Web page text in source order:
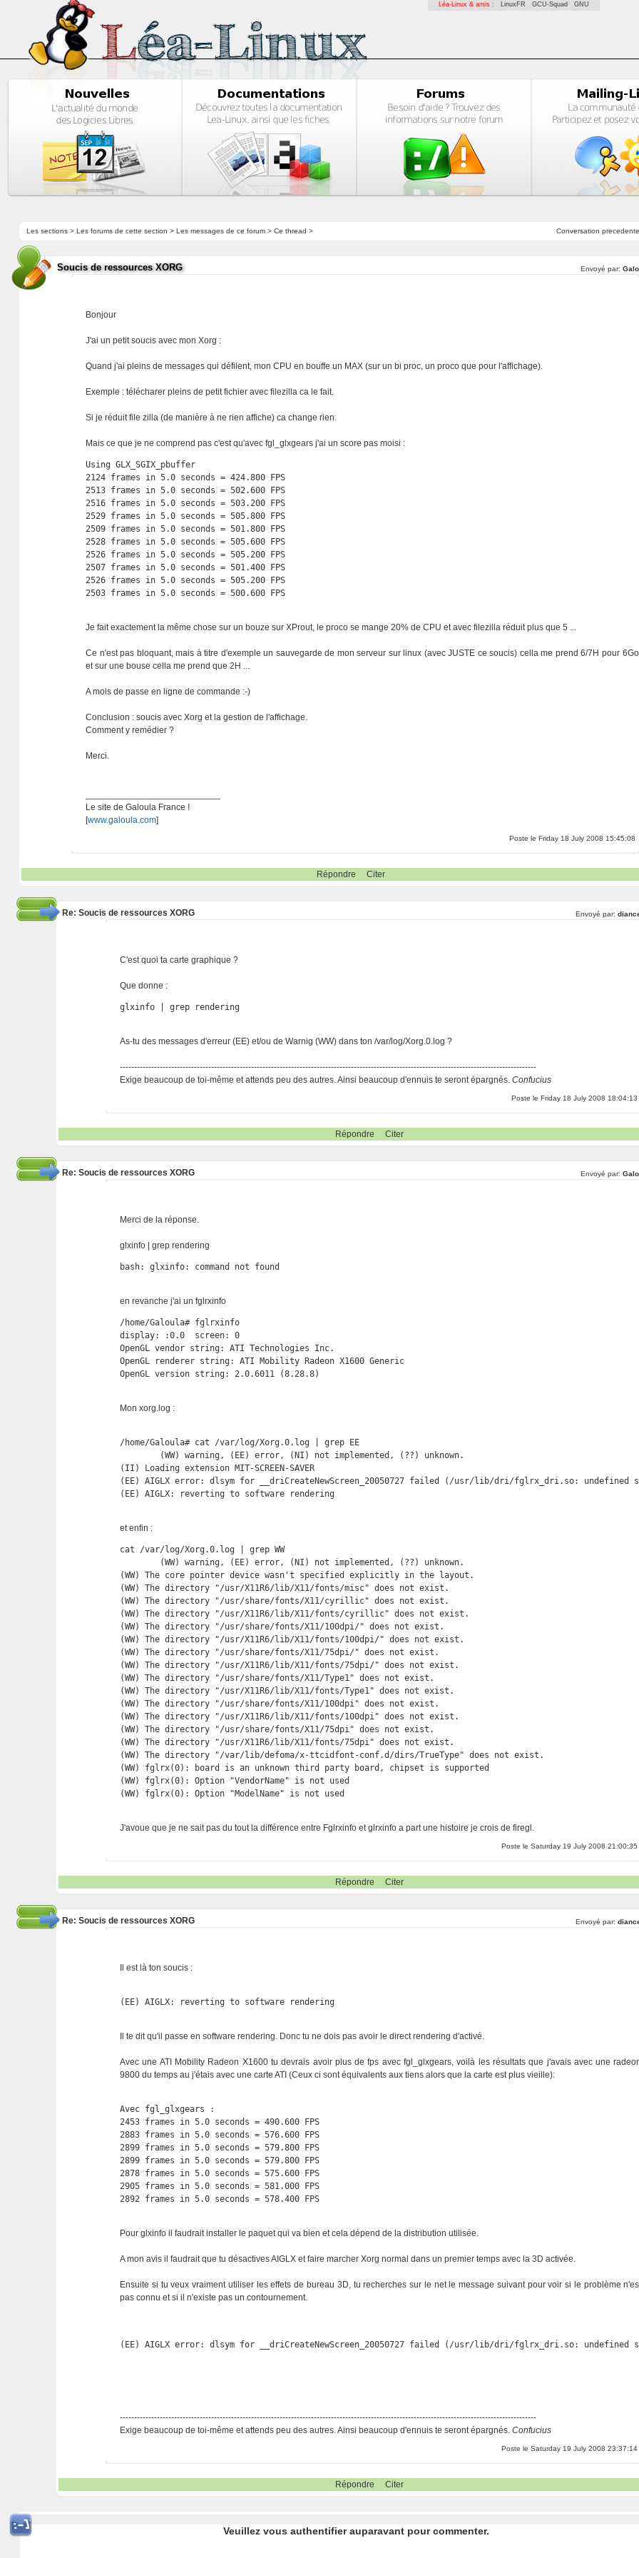
Léa-Linux & amis : LinuxFR GCU-Squad GNU
Conversation precedente
Les sections> Les forums de cette section > Les messages de ce forum> Ce thread >
Soucis de ressources XORG Envoyé par:
Bonjour
J'ai un petit soucis avec mon Xorg :
Quand j'ai pleins de messages qui défilent, mon CPU en bouffe un MAX (sur un bi proc, un proco que pour l'affichage).
Exemple : télécharer pleins de petit fichier avec filezilla ca le fait.
Si je réduit file zilla (de manière à ne rien affiche) ca change rien.
Mais ce que je ne comprend pas c'est qu'avec fgl_glxgears j'ai un score pas moisi :
Using GLX_SGIX_pbuffer
2124 frames in 5.0 seconds = 424.800 FPS
2513 frames in 5.0 seconds = 502.600 FPS
2516 frames in 5.0 seconds = 503.200 FPS
2529 frames in 5.0 seconds = 505.800 FPS
2509 frames in 5.0 seconds = 501.800 FPS
2528 frames in 5.0 seconds = 505.600 FPS
2526 frames in 5.0 seconds = 505.200 FPS
2507 frames in 5.0 seconds = 501.400 FPS
2526 frames in 5.0 seconds = 505.200 FPS
2503 frames in 5.0 seconds = 500.600 FPS
Je fait exactement la même chose sur un bouze sur XProut, le proco se mange 20% de CPU et avec filezilla réduit plus que 5 ...
Ce n'est pas bloquant, mais à titre d'exemple un sauvegarde de mon serveur sur linux (avec JUSTE ce soucis) cella me prend 6/7H pour 6Go
et sur une bouse cella me prend que 2H ...
A mois de passe en ligne de commande :-)
Conclusion : soucis avec Xorg et la gestion de l'affichage.
Comment y remédier ?
Merci.
Le site de Galoula France !
[www.galoula.com]
Poste le Friday 18 July 2008 15:45:08
Répondre Citer
Re: Soucis de ressources XORG Envoyé par:
C'est quoi ta carte graphique ?
Que donne :
glxinfo | grep rendering
As-tu des messages d'erreur (EE) et/ou de Warnig (WW) dans ton /var/log/Xorg.0.log ?
--------------------------------------------------------------------------------------------------------------------------------------------------
Exige beaucoup de toi-même et attends peu des autres. Ainsi beaucoup d'ennuis te seront épargnés.Confucius
Poste le Friday 18 July 2008 18:04:13
Répondre Citer
Re: Soucis de ressources XORG Envoyé par:
Merci de la réponse.
glxinfo | grep rendering
bash: glxinfo: command not found
en revanche j'ai un fglrxinfo
/home/Galoula# fglrxinfo
display: :0.0  screen: 0
OpenGL vendor string: ATI Technologies Inc.
OpenGL renderer string: ATI Mobility Radeon X1600 Generic
OpenGL version string: 2.0.6011 (8.28.8)
Mon xorg.log :
/home/Galoula# cat /var/log/Xorg.0.log | grep EE
        (WW) warning, (EE) error, (NI) not implemented, (??) unknown.
(II) Loading extension MIT-SCREEN-SAVER
(EE) AIGLX error: dlsym for __driCreateNewScreen_20050727 failed (/usr/lib/dri/fglrx_dri.so: undefined
(EE) AIGLX: reverting to software rendering
et enfin :
cat /var/log/Xorg.0.log | grep WW
        (WW) warning, (EE) error, (NI) not implemented, (??) unknown.
(WW) The core pointer device wasn't specified explicitly in the layout.
(WW) The directory "/usr/X11R6/lib/X11/fonts/misc" does not exist.
(WW) The directory "/usr/share/fonts/X11/cyrillic" does not exist.
(WW) The directory "/usr/X11R6/lib/X11/fonts/cyrillic" does not exist.
(WW) The directory "/usr/share/fonts/X11/100dpi/" does not exist.
(WW) The directory "/usr/X11R6/lib/X11/fonts/100dpi/" does not exist.
(WW) The directory "/usr/share/fonts/X11/75dpi/" does not exist.
(WW) The directory "/usr/X11R6/lib/X11/fonts/75dpi/" does not exist.
(WW) The directory "/usr/share/fonts/X11/Type1" does not exist.
(WW) The directory "/usr/X11R6/lib/X11/fonts/Type1" does not exist.
(WW) The directory "/usr/share/fonts/X11/100dpi" does not exist.
(WW) The directory "/usr/X11R6/lib/X11/fonts/100dpi" does not exist.
(WW) The directory "/usr/share/fonts/X11/75dpi" does not exist.
(WW) The directory "/usr/X11R6/lib/X11/fonts/75dpi" does not exist.
(WW) The directory "/var/lib/defoma/x-ttcidfont-conf.d/dirs/TrueType" does not exist.
(WW) fglrx(0): board is an unknown third party board, chipset is supported
(WW) fglrx(0): Option "VendorName" is not used
(WW) fglrx(0): Option "ModelName" is not used
J'avoue que je ne sait pas du tout la différence entre Fglrxinfo et glrxinfo a part une histoire je crois de firegl.
Poste le Saturday 19 July 2008 21:00:35
Répondre Citer
Re: Soucis de ressources XORG Envoyé par:
Il est là ton soucis :
(EE) AIGLX: reverting to software rendering
Il te dit qu'il passe en software rendering. Donc tu ne dois pas avoir le direct rendering d'activé.
Avec une ATI Mobility Radeon X1600 tu devrais avoir plus de fps avec fgl_glxgears, voilà les résultats que j'avais avec une
9800 du temps au j'étais avec une carte ATI (Ceux ci sont équivalents aux tiens alors que la carte est plus vieille):
Avec fgl_glxgears :
2453 frames in 5.0 seconds = 490.600 FPS
2883 frames in 5.0 seconds = 576.600 FPS
2899 frames in 5.0 seconds = 579.800 FPS
2899 frames in 5.0 seconds = 579.800 FPS
2878 frames in 5.0 seconds = 575.600 FPS
2905 frames in 5.0 seconds = 581.000 FPS
2892 frames in 5.0 seconds = 578.400 FPS
Pour glxinfo il faudrait installer le paquet qui va bien et cela dépend de la distribution utilisée.
A mon avis il faudrait que tu désactives AIGLX et faire marcher Xorg normal dans un premier temps avec la 3D activée.
Ensuite si tu veux vraiment utiliser les effets de bureau 3D, tu recherches sur le net le message suivant pour voir si le problème
pas connu et si il n'existe pas un contournement.
(EE) AIGLX error: dlsym for __driCreateNewScreen_20050727 failed (/usr/lib/dri/fglrx_dri.so: undefined
--------------------------------------------------------------------------------------------------------------------------------------------------
Exige beaucoup de toi-même et attends peu des autres. Ainsi beaucoup d'ennuis te seront épargnés.Confucius
Poste le Saturday 19 July 2008 23:37:14
Répondre Citer
Veuillez vous authentifier auparavant pour commenter.